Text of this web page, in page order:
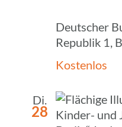
Deutscher
Republik 1,
Kostenlos
Di.
28